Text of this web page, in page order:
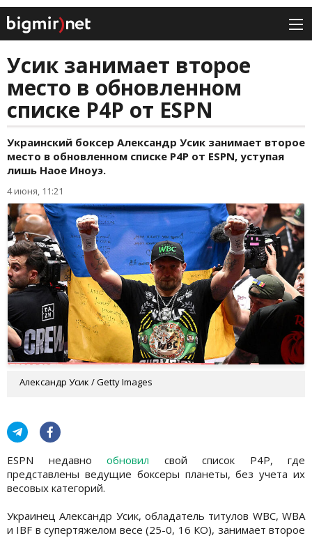
Усик занимает второе
место в обновленном
списке P4P от ESPN
Украинский боксер Александр Усик занимает второе
место в обновленном списке P4P от ESPN, уступая
лишь Наое Иноуэ.
4 июня, 11:21
Александр Усик / Getty Images
ESPN недавно обновил свой список P4P, где
представлены ведущие боксеры планеты, без учета их
весовых категорий.
Украинец Александр Усик, обладатель титулов WBC, WBA
и IBF в супертяжелом весе (25-0, 16 КО), занимает второе